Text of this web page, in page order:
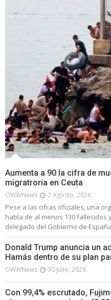
Aumenta a 90 la cifra de
migratroria en Ceuta
OWWNews 2 Agosto, 2026
Pese a las cifras oficiales, una
habla de al menos 130 fallecidos
delegado del Gobierno de
Donald Trump anuncia un
Hamás dentro de su plan
OWWNews 30 Julio, 2026
Con 99,4% escrutado,